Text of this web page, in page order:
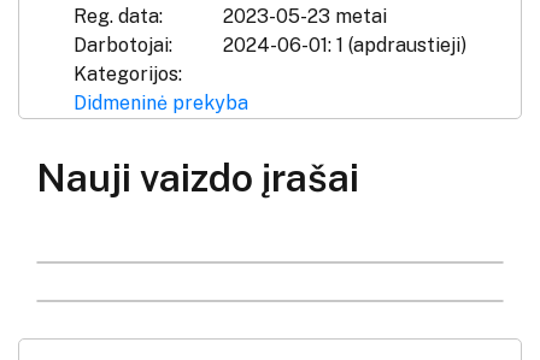
Reg. data:
2023-05-23 metai
Darbotojai:
2024-06-01: 1 (apdraustieji)
Kategorijos:
Didmeninė prekyba
Nauji vaizdo įrašai